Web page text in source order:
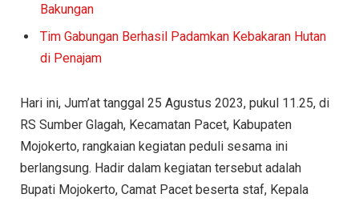
Bakungan
Tim Gabungan Berhasil Padamkan Kebakaran Hutan
di Penajam
Hari ini, Jum’at tanggal 25 Agustus 2023, pukul 11.25, di
RS Sumber Glagah, Kecamatan Pacet, Kabupaten
Mojokerto, rangkaian kegiatan peduli sesama ini
berlangsung. Hadir dalam kegiatan tersebut adalah
Bupati Mojokerto, Camat Pacet beserta staf, Kepala